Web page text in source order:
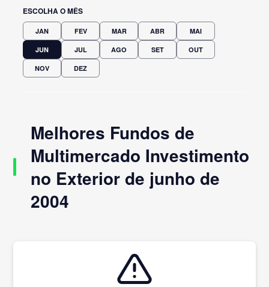
ESCOLHA O MÊS
JAN FEV MAR ABR MAI
JUN JUL AGO SET OUT
NOV DEZ
Melhores Fundos de
Multimercado Investimento
no Exterior de junho de
2004